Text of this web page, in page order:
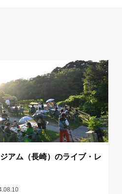
アム（長崎）のライブ・レ